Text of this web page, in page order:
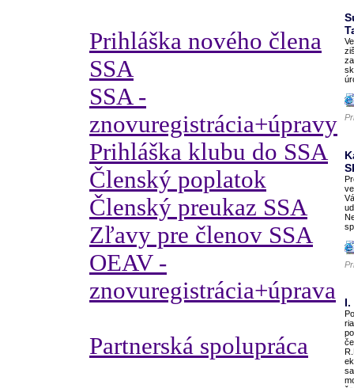
Prihláška nového člena
SSA
SSA -
znovuregistrácia+úpravy
Prihláška klubu do SSA
Členský poplatok
Členský preukaz SSA
Zľavy pre členov SSA
OEAV -
znovuregistrácia+úprava
Partnerská spolupráca